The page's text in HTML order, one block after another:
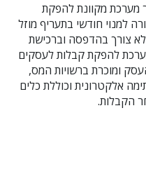
מערכת מקוונת להפקת
למנוי חודשי בתעריף מוזל
צורך בהדפסה וברכישת
להפקת קבלות לעסקים
ומוכרת ברשויות המס,
אלקטרונית וכוללת כלים
הקבלות.